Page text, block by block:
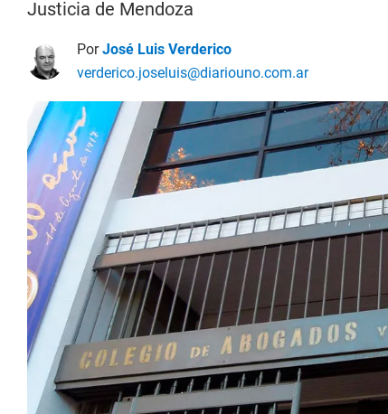
Justicia de Mendoza
PorJosé Luis Verderico
verderico.joseluis@diariouno.com.ar